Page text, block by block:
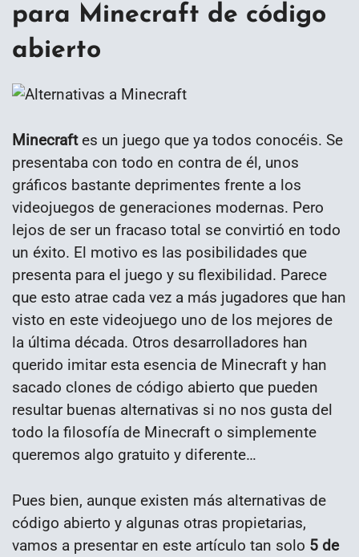
para Minecraft de código
abierto
Minecraftes un juego que ya todos conocéis. Se
presentaba con todo en contra de él, unos
gráficos bastante deprimentes frente a los
videojuegos de generaciones modernas. Pero
lejos de ser un fracaso total se convirtió en todo
un éxito. El motivo es las posibilidades que
presenta para el juego y su flexibilidad. Parece
que esto atrae cada vez a más jugadores que han
visto en este videojuego uno de los mejores de
la última década. Otros desarrolladores han
querido imitar esta esencia de Minecraft y han
sacado clones de código abierto que pueden
resultar buenas alternativas si no nos gusta del
todo la filosofía de Minecraft o simplemente
queremos algo gratuito y diferente…
Pues bien, aunque existen más alternativas de
código abierto y algunas otras propietarias,
vamos a presentar en este artículo tan solo 5 de